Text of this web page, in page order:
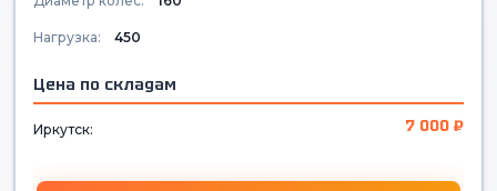
Нагрузка: 450
Цена по складам
Иркутск: 7 000 ₽